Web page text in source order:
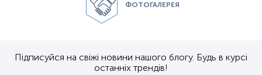
ФОТОГАЛЕРЕЯ
Підписуйся на свіжі новини нашого блогу. Будь в курсі
останніх трендів!